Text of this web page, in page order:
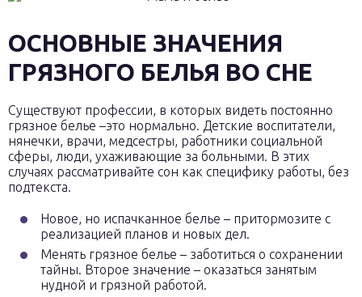
ОСНОВНЫЕ ЗНАЧЕНИЯ
ГРЯЗНОГО БЕЛЬЯ ВО СНЕ
Существуют профессии, в которых видеть постоянно
грязное белье –это нормально. Детские воспитатели,
нянечки, врачи, медсестры, работники социальной
сферы, люди, ухаживающие за больными. В этих
случаях рассматривайте сон как специфику работы, без
подтекста.
Новое, но испачканное белье – притормозите с
реализацией планов и новых дел.
Менять грязное белье – заботиться о сохранении
тайны. Второе значение – оказаться занятым
нудной и грязной работой.